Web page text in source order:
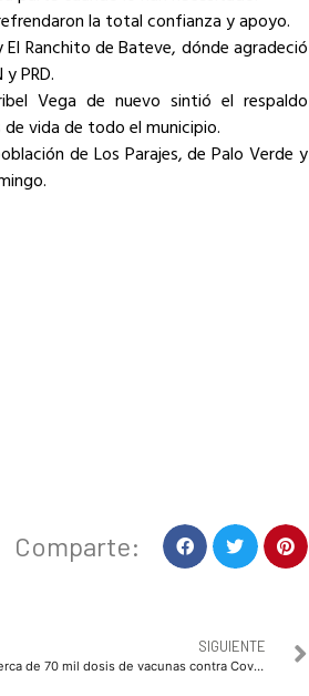
la total confianza y apoyo.
Ranchito de Bateve, dónde agradeció
PRD.
Vega de nuevo sintió el respaldo
vida de todo el municipio.
de Los Parajes, de Palo Verde y
Comparte:
SIGUIENTE
Llegan cerca de 70 mil dosis de vacunas contra Covid a Sinaloa